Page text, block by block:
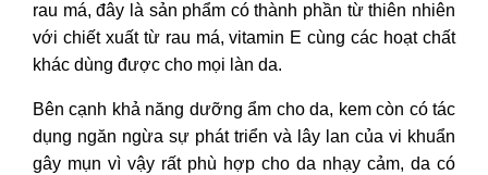
rau má, đây là sản phẩm có thành phần từ thiên nhiên
với chiết xuất từ rau má, vitamin E cùng các hoạt chất
khác dùng được cho mọi làn da.
Bên cạnh khả năng dưỡng ẩm cho da, kem còn có tác
dụng ngăn ngừa sự phát triển và lây lan của vi khuẩn
gây mụn vì vậy rất phù hợp cho da nhạy cảm, da có